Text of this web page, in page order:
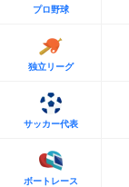
プロ野球
独立リーグ
サッカー代表
ボートレース